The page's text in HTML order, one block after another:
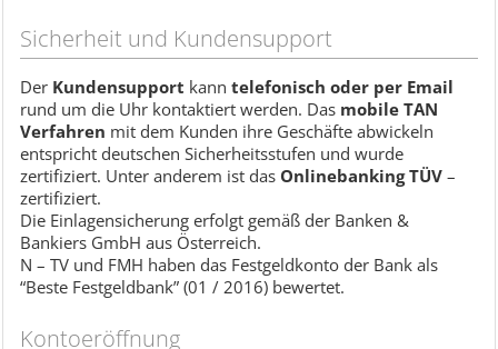
Sicherheit und Kundensupport
Der Kundensupport kanntelefonisch oder per Email
rund um die Uhr kontaktiert werden. Das mobile TAN
Verfahren mit dem Kunden ihre Geschäfte abwickeln
entspricht deutschen Sicherheitsstufen und wurde
zertifiziert. Unter anderem ist das Onlinebanking TÜV –
zertifiziert.
Die Einlagensicherung erfolgt gemäß der Banken &
Bankiers GmbH aus Österreich.
N – TV und FMH haben das Festgeldkonto der Bank als
“Beste Festgeldbank” (01 / 2016) bewertet.
Kontoeröffnung